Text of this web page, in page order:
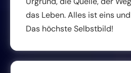
das Leben. Alles ist eins
Das höchste Selbstbild!